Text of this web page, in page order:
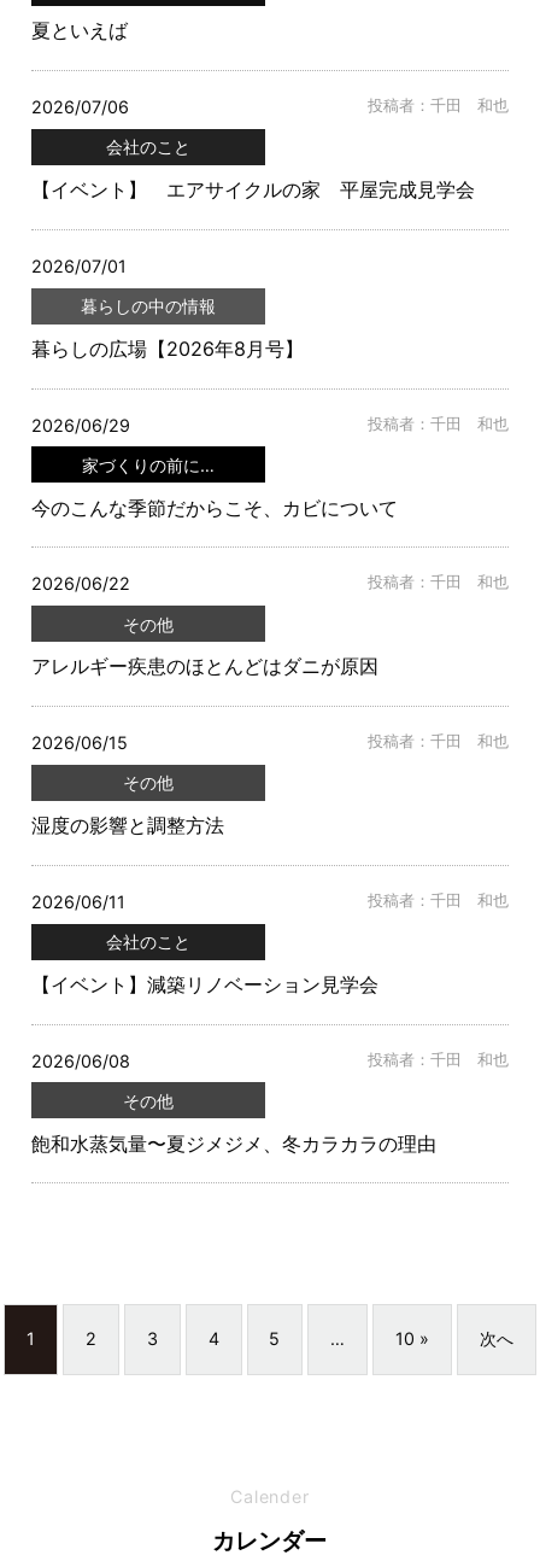
夏といえば
2026/07/06
会社のこと
投稿者：千田 和也
【イベント】 エアサイクルの家 平屋完成見学会
2026/07/01
暮らしの中の情報
暮らしの広場【2026年8月号】
2026/06/29
家づくりの前に…
投稿者：千田 和也
今のこんな季節だからこそ、カビについて
2026/06/22
その他
投稿者：千田 和也
アレルギー疾患のほとんどはダニが原因
2026/06/15
その他
投稿者：千田 和也
湿度の影響と調整方法
2026/06/11
会社のこと
投稿者：千田 和也
【イベント】減築リノベーション見学会
2026/06/08
その他
投稿者：千田 和也
飽和水蒸気量〜夏ジメジメ、冬カラカラの理由
1 2 3 4 5 … 10 » 次へ
Calender
カレンダー